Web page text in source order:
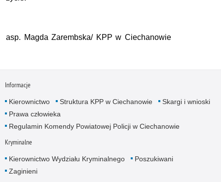
asp. Magda Zarembska/ KPP w Ciechanowie
Informacje
Kierownictwo Struktura KPP w Ciechanowie
Skargi i wnioski
Prawa człowieka
Regulamin Komendy Powiatowej Policji w Ciechanowie
Kryminalne
Kierownictwo Wydziału Kryminalnego
Poszukiwani
Zaginieni